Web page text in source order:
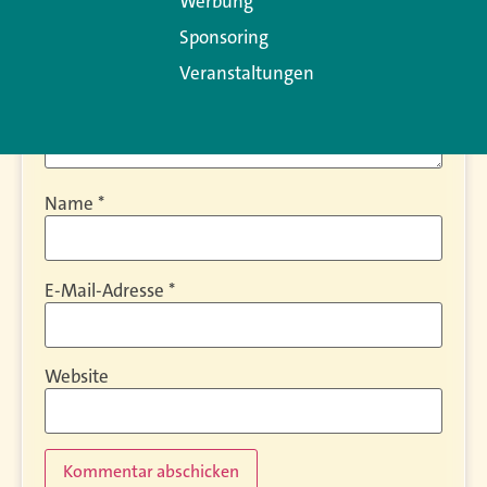
Name *
E-Mail-Adresse *
Website
Sponsoring
Veranstaltungen